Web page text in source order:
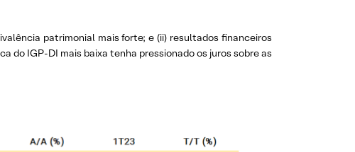
patrimonial mais forte; e (ii) resultados financeiros
do IGP-DI mais baixa tenha pressionado os juros sobre as